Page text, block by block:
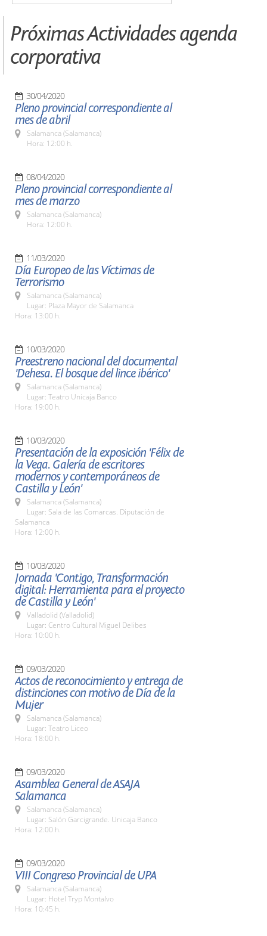
Próximas Actividades agenda
corporativa
30/04/2020
Pleno provincial correspondiente al
mes de abril
Salamanca (Salamanca)
Hora: 12:00 h.
08/04/2020
Pleno provincial correspondiente al
mes de marzo
Salamanca (Salamanca)
Hora: 12:00 h.
11/03/2020
Día Europeo de las Víctimas de
Terrorismo
Salamanca (Salamanca)
Lugar: Plaza Mayor de Salamanca
Hora: 13:00 h.
10/03/2020
Preestreno nacional del documental
'Dehesa. El bosque del lince ibérico'
Salamanca (Salamanca)
Lugar: Teatro Unicaja Banco
Hora: 19:00 h.
10/03/2020
Presentación de la exposición 'Félix de
la Vega. Galería de escritores
modernos y contemporáneos de
Castilla y León'
Salamanca (Salamanca)
Lugar: Sala de las Comarcas. Diputación de
Salamanca
Hora: 12:00 h.
10/03/2020
Jornada 'Contigo, Transformación
digital: Herramienta para el proyecto
de Castilla y León'
Valladolid (Valladolid)
Lugar: Centro Cultural Miguel Delibes
Hora: 10:00 h.
09/03/2020
Actos de reconocimiento y entrega de
distinciones con motivo de Día de la
Mujer
Salamanca (Salamanca)
Lugar: Teatro Liceo
Hora: 18:00 h.
09/03/2020
Asamblea General de ASAJA
Salamanca
Salamanca (Salamanca)
Lugar: Salón Garcigrande. Unicaja Banco
Hora: 12:00 h.
09/03/2020
VIII Congreso Provincial de UPA
Salamanca (Salamanca)
Lugar: Hotel Tryp Montalvo
Hora: 10:45 h.